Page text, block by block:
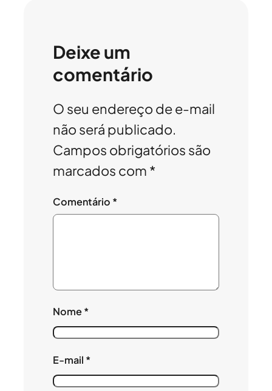
Deixe um
comentário
O seu endereço de e-mail
não será publicado.
Campos obrigatórios são
marcados com *
Comentário *
Nome*
E-mail *